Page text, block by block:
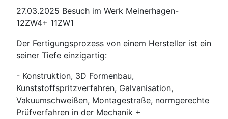
27.03.2025 Besuch im Werk Meinerhagen-
12ZW4+ 11ZW1
Der Fertigungsprozess von einem Hersteller ist ein
seiner Tiefe einzigartig:
- Konstruktion, 3D Formenbau,
Kunststoffspritzverfahren, Galvanisation,
Vakuumschweißen, Montagestraße, normgerechte
Prüfverfahren in der Mechanik +